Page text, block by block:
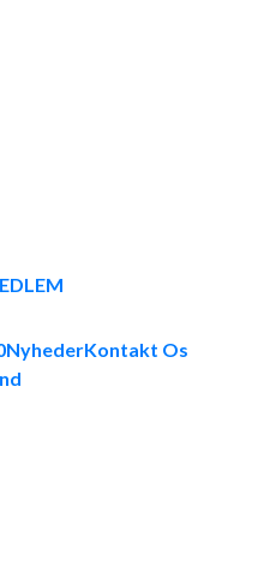
NyhederKontakt Os